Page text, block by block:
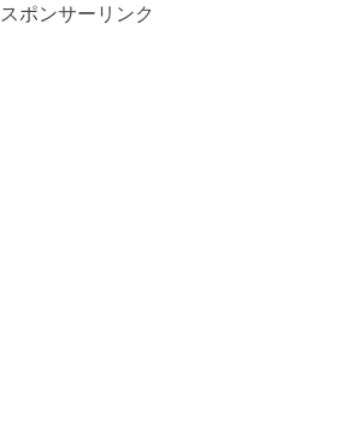
スポンサーリンク